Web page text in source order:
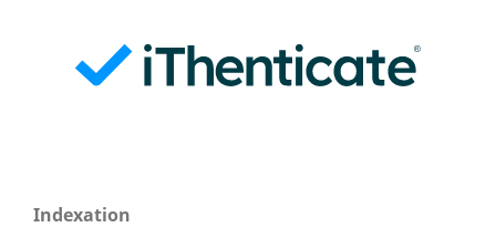
Indexation